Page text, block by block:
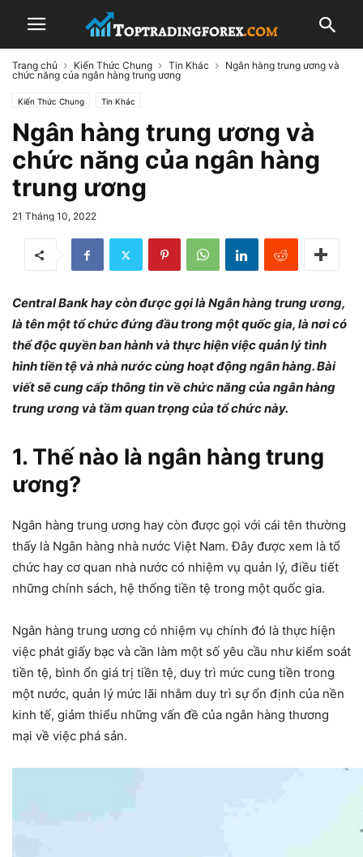
Trang chủ Kiến Thức Chung Tin Khác
Ngân hàng trung ương và
chức năng của ngân hàng trung ương
Kiến Thức Chung Tin Khác
Ngân hàng trung ương và
chức năng của ngân hàng
trung ương
21 Tháng 10, 2022
Central Bank hay còn được gọi là Ngân hàng trung ương,
là tên một tổ chức đứng đầu trong một quốc gia, là nơi có
thể độc quyền ban hành và thực hiện việc quản lý tình
hình tiền tệ và nhà nước cùng hoạt động ngân hàng. Bài
viết sẽ cung cấp thông tin về chức năng của ngân hàng
trung ương và tầm quan trọng của tổ chức này.
1. Thế nào là ngân hàng trung
ương?
Ngân hàng trung ương hay còn được gọi với cái tên thường
thấy là Ngân hàng nhà nước Việt Nam. Đây được xem là tổ
chức hay cơ quan nhà nước có nhiệm vụ quản lý, điều tiết
những chính sách, hệ thống tiền tệ trong một quốc gia.
Ngân hàng trung ương có nhiệm vụ chính đó là thực hiện
việc phát giấy bạc và cần làm một số yêu cầu như kiểm soát
tiền tệ, bình ổn giá trị tiền tệ, duy trì mức cung tiền trong
một nước, quản lý mức lãi nhằm duy trì sự ổn định của nền
kinh tế, giảm thiểu những vấn đề của ngân hàng thương
mại về việc phá sản.